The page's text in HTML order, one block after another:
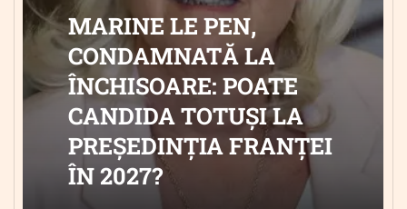
MARINE LE PEN,
CONDAMNATĂ LA
ÎNCHISOARE: POATE
CANDIDA TOTUȘI LA
PREȘEDINȚIA FRANȚEI
ÎN 2027?